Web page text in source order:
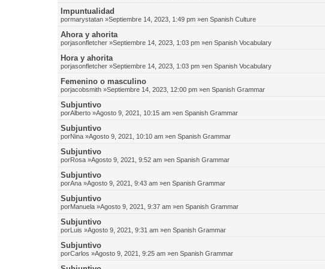
Impuntualidad
pormarystatan »Septiembre 14, 2023, 1:49 pm »en Spanish Culture
Ahora y ahorita
porjasonfletcher »Septiembre 14, 2023, 1:03 pm »en Spanish Vocabulary
Hora y ahorita
porjasonfletcher »Septiembre 14, 2023, 1:03 pm »en Spanish Vocabulary
Femenino o masculino
porjacobsmith »Septiembre 14, 2023, 12:00 pm »en Spanish Grammar
Subjuntivo
porAlberto »Agosto 9, 2021, 10:15 am »en Spanish Grammar
Subjuntivo
porNina »Agosto 9, 2021, 10:10 am »en Spanish Grammar
Subjuntivo
porRosa »Agosto 9, 2021, 9:52 am »en Spanish Grammar
Subjuntivo
porAna »Agosto 9, 2021, 9:43 am »en Spanish Grammar
Subjuntivo
porManuela »Agosto 9, 2021, 9:37 am »en Spanish Grammar
Subjuntivo
porLuis »Agosto 9, 2021, 9:31 am »en Spanish Grammar
Subjuntivo
porCarlos »Agosto 9, 2021, 9:25 am »en Spanish Grammar